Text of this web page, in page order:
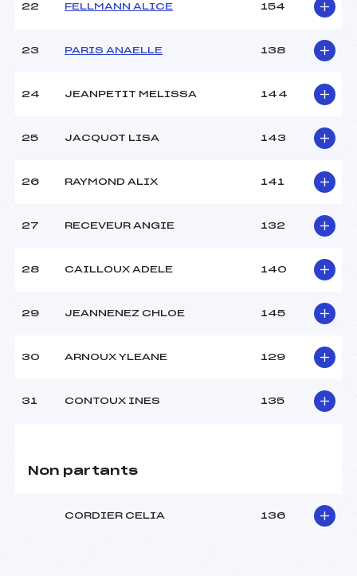
22 FELLMANN ALICE 154
23 PARIS ANAELLE 138
24 JEANPETIT MELISSA 144
25 JACQUOT LISA 143
26 RAYMOND ALIX 141
27 RECEVEUR ANGIE 132
28 CAILLOUX ADELE 140
29 JEANNENEZ CHLOE 145
30 ARNOUX YLEANE 129
31 CONTOUX INES 135
Non partants
CORDIER CELIA 136